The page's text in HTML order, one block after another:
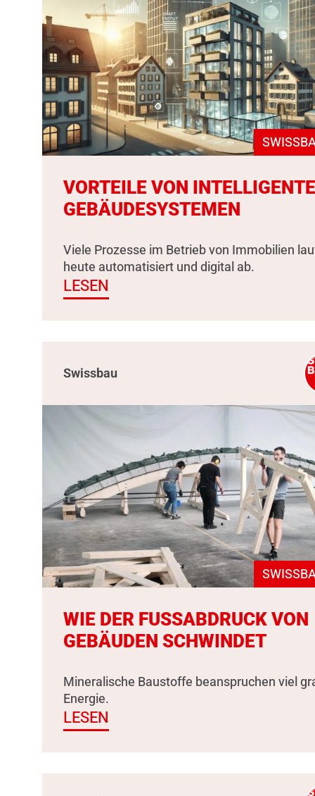
VORTEILE VON
GEBÄUDESYSTEMEN
Viele Prozesse im Betrieb von Immobilien
heute automatisiert und digital ab.
LESEN
Swissbau
WIE DER FUSSABDRUCK VON
GEBÄUDEN SCHWINDET
Mineralische Baustoffe beanspruchen viel
Energie.
LESEN